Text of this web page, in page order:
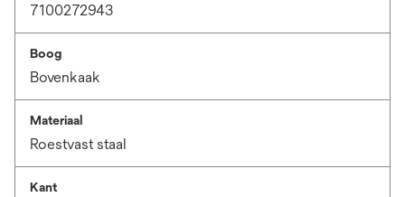
7100272943
Boog
Bovenkaak
Materiaal
Roestvast staal
Kant